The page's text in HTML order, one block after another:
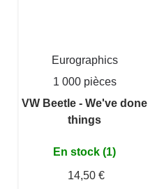
Eurographics
1 000 pièces
VW Beetle - We've done
things
En stock (1)
14,50 €